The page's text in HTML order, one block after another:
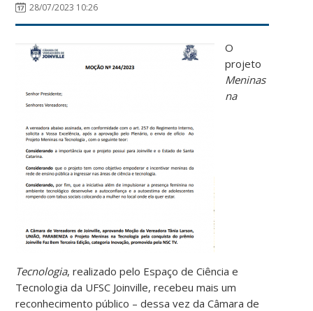
28/07/2023 10:26
O
projeto
Meninas
na
Tecnologia, realizado pelo Espaço de Ciência e
Tecnologia da UFSC Joinville, recebeu mais um
reconhecimento público – dessa vez da Câmara de